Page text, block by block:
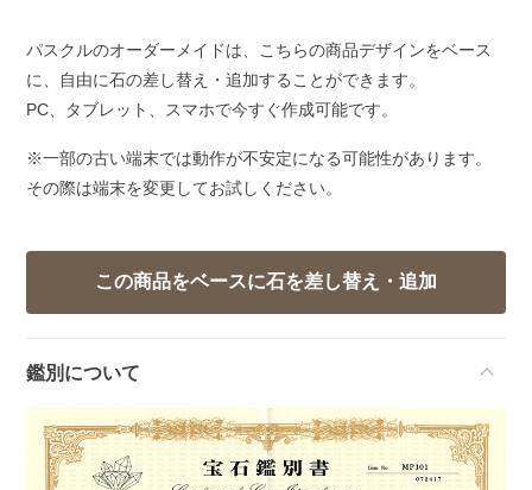
パスクルのオーダーメイドは、こちらの商品デザインをベース
に、自由に石の差し替え・追加することができます。
PC、タブレット、スマホで今すぐ作成可能です。
※一部の古い端末では動作が不安定になる可能性があります。
その際は端末を変更してお試しください。
鑑別について